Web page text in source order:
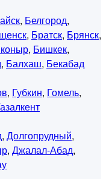
, Белгород,
, Братск, Брянск,
, Бишкек,
, Балхаш, Бекабад
, Губкин, Гомель,
, Долгопрудный,
, Джалал-Абад,